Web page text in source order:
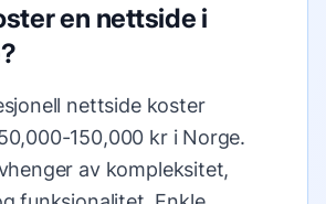
en nettside i
nettside koster
150,000 kr i Norge.
av kompleksitet,